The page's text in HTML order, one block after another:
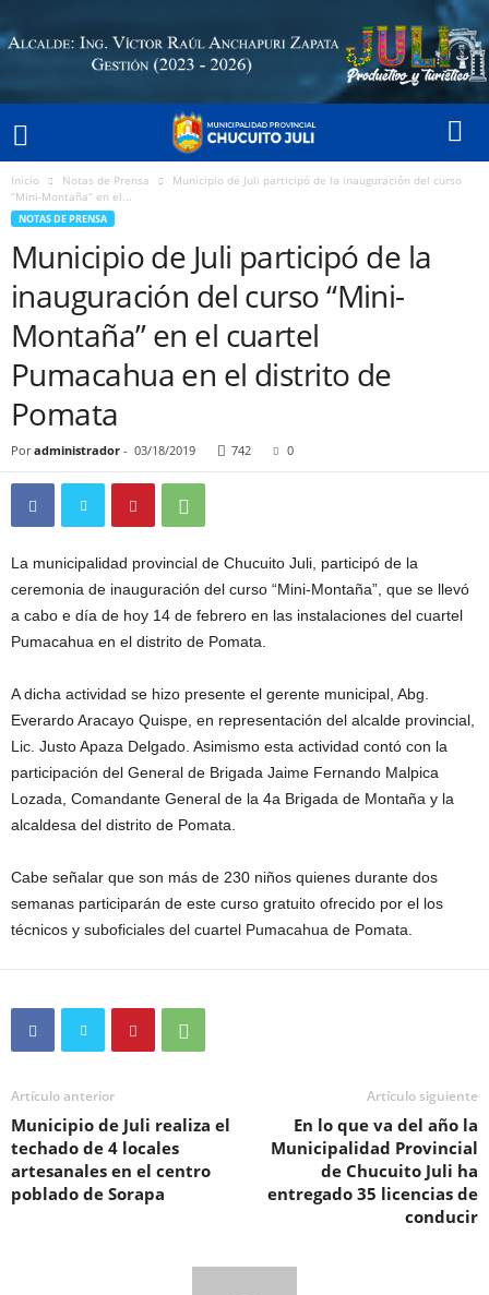
Inicio Notas de Prensa
Municipio de Juli participó de la inauguración del curso
“Mini-Montaña” en el...
NOTAS DE PRENSA
Municipio de Juli participó de la
inauguración del curso “Mini-
Montaña” en el cuartel
Pumacahua en el distrito de
Pomata
Por administrador - 03/18/2019 742 0
La municipalidad provincial de Chucuito Juli, participó de la
ceremonia de inauguración del curso “Mini-Montaña”, que se llevó
a cabo e día de hoy 14 de febrero en las instalaciones del cuartel
Pumacahua en el distrito de Pomata.
A dicha actividad se hizo presente el gerente municipal, Abg.
Everardo Aracayo Quispe, en representación del alcalde provincial,
Lic. Justo Apaza Delgado. Asimismo esta actividad contó con la
participación del General de Brigada Jaime Fernando Malpica
Lozada, Comandante General de la 4a Brigada de Montaña y la
alcaldesa del distrito de Pomata.
Cabe señalar que son más de 230 niños quienes durante dos
semanas participarán de este curso gratuito ofrecido por el los
técnicos y suboficiales del cuartel Pumacahua de Pomata.
Artículo anterior
Municipio de Juli realiza el
techado de 4 locales
artesanales en el centro
poblado de Sorapa
Artículo siguiente
En lo que va del año la
Municipalidad Provincial
de Chucuito Juli ha
entregado 35 licencias de
conducir